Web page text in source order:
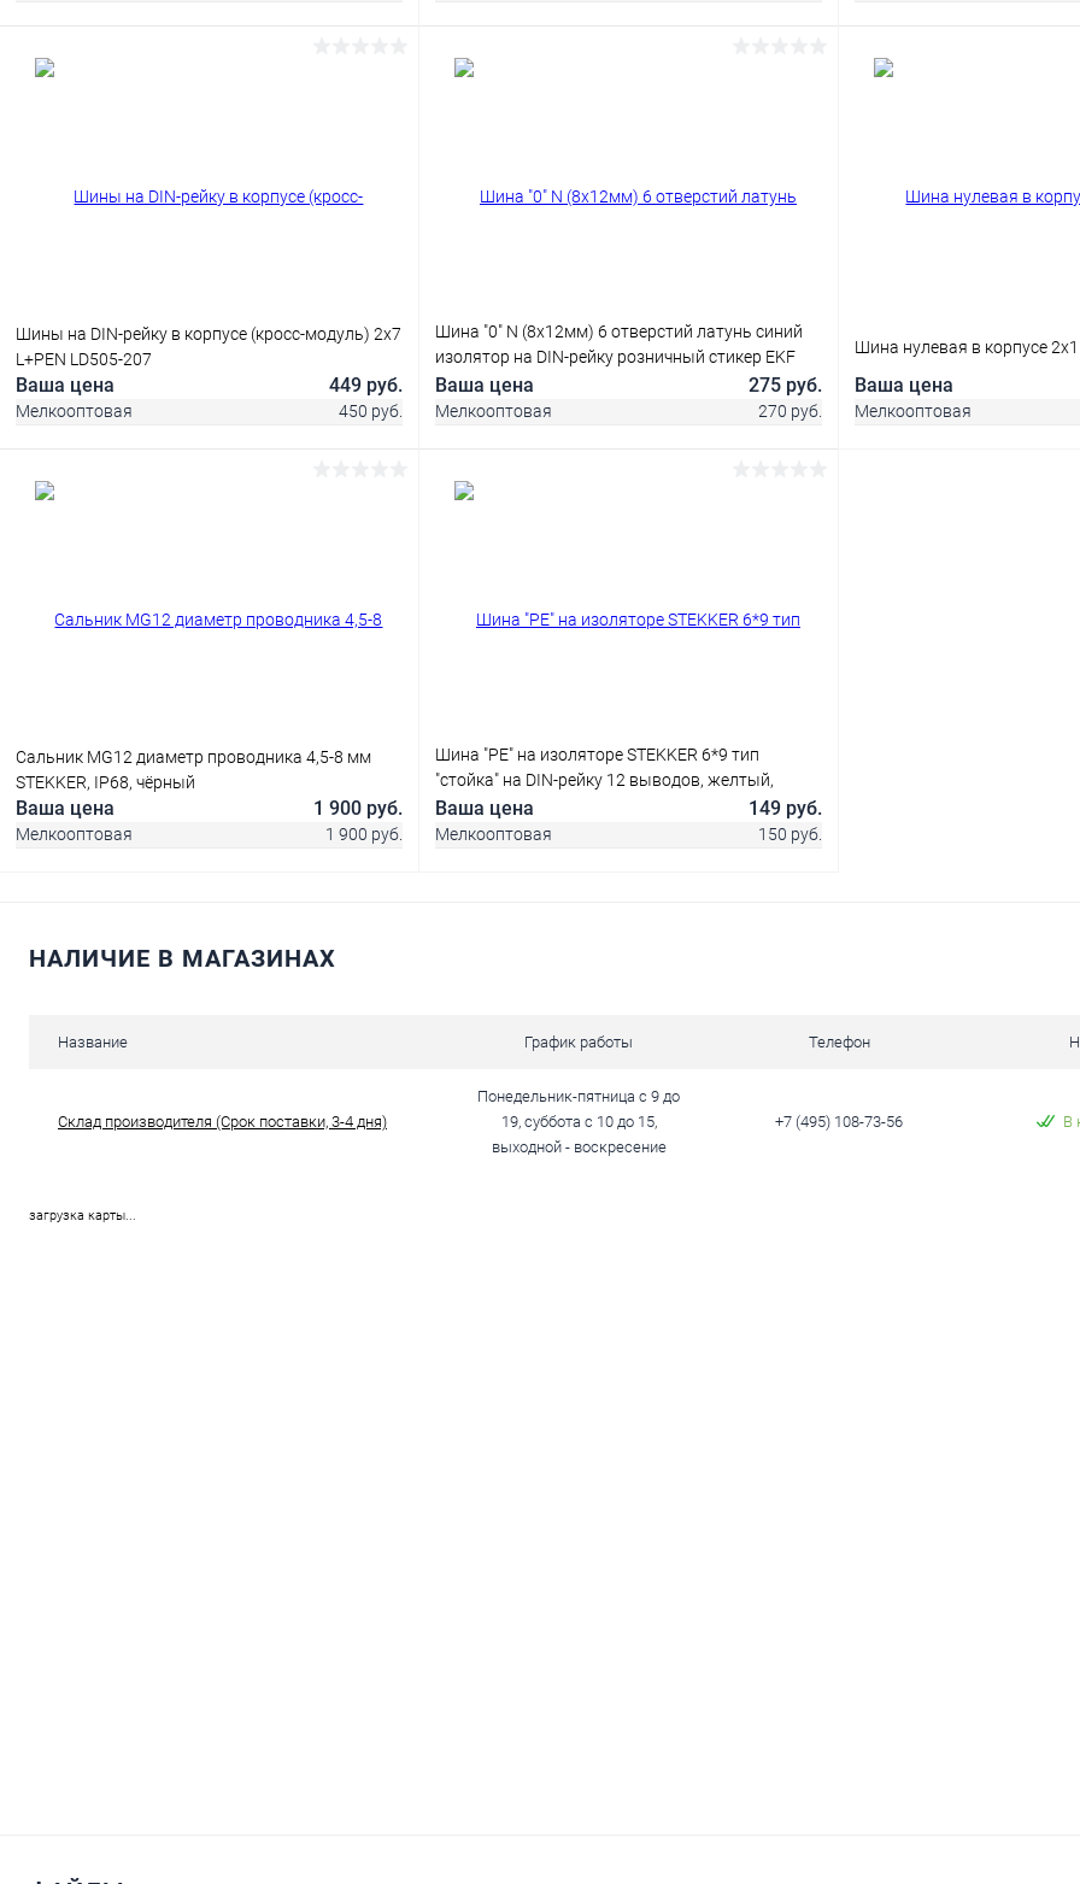
Шины на DIN-рейку в корпусе (кросс-модуль) 2х7
L+PEN LD505-207
Ваша цена 449 руб.
Мелкооптовая 450 руб.
Шина "0" N (8х12мм) 6 отверстий латунь синий
изолятор на DIN-рейку розничный стикер EKF
PROxima sn0-
Ваша цена 275 руб.
Мелкооптовая 270 руб.
Шина нулевая в корпусе
Ваша цена
Мелкооптовая
Сальник MG12 диаметр проводника 4,5-8 мм
STEKKER, IP68, чёрный
Ваша цена 1 900 руб.
Мелкооптовая 1 900 руб.
Шина "PE" на изоляторе STEKKER 6*9 тип
"стойка" на DIN-рейку 12 выводов, желтый,
LD556-69-12
Ваша цена 149 руб.
Мелкооптовая 150 руб.
НАЛИЧИЕ В МАГАЗИНАХ
Название График работы Телефон
Склад производителя (Срок поставки, 3-4 дня)
Понедельник-пятница с 9 до
19, суббота с 10 до 15,
выходной - воскресение
+7 (495) 108-73-56 В
загрузка карты...